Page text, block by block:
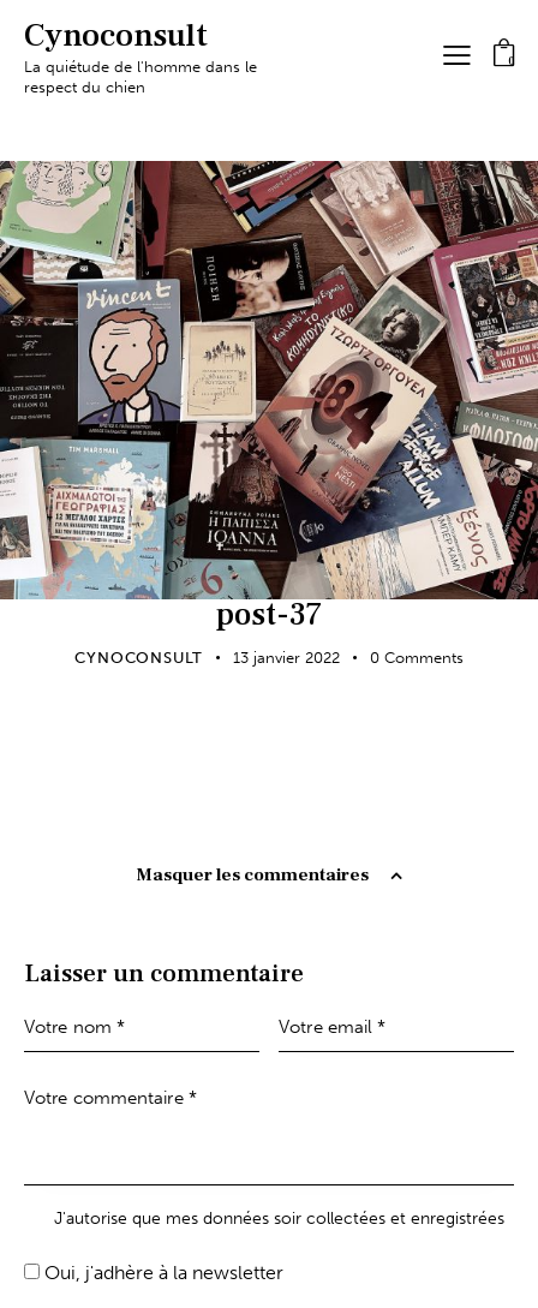
Cynoconsult
La quiétude de l'homme dans le
respect du chien
0
post-37
CYNOCONSULT 13 janvier 2022 0 Comments
Masquer les commentaires
Laisser un commentaire
J'autorise que mes données soir collectées et enregistrées
Oui, j'adhère à la newsletter